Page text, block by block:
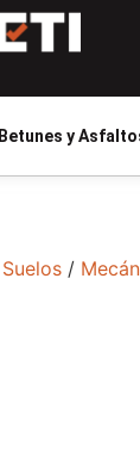
Betunes y
Suelos /